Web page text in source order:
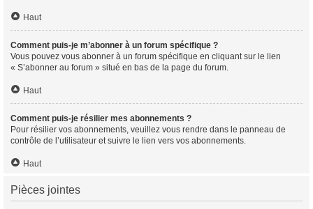
Haut
Comment puis-je m’abonner à un forum spécifique ?
Vous pouvez vous abonner à un forum spécifique en cliquant sur le lien
« S’abonner au forum » situé en bas de la page du forum.
Haut
Comment puis-je résilier mes abonnements ?
Pour résilier vos abonnements, veuillez vous rendre dans le panneau de
contrôle de l’utilisateur et suivre le lien vers vos abonnements.
Haut
Pièces jointes